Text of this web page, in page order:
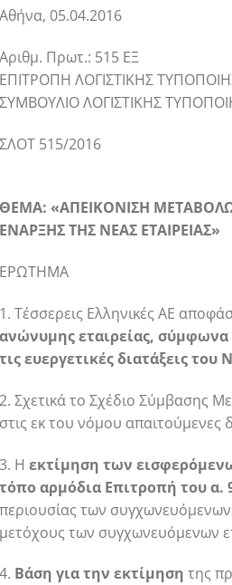
Αθήνα, 05.04.2016
Αριθμ. Πρωτ.: 515 ΕΞ
ΕΠΙΤΡΟΠΗ ΛΟΓΙΣΤΙΚΗΣ
ΣΥΜΒΟΥΛΙΟ ΛΟΓΙΣΤΙΚΗΣ
ΣΛΟΤ 515/2016
ΘΕΜΑ: «ΑΠΕΙΚΟΝΙΣΗ
ΕΝΑΡΞΗΣ ΤΗΣ ΝΕΑΣ ΕΤΑΙΡΕΙΑΣ»
ΕΡΩΤΗΜΑ
1. Τέσσερεις Ελληνικές ΑΕ
ανώνυμης εταιρείας, σύμφωνα
τις ευεργετικές διατάξεις του
2. Σχετικά το Σχέδιο Σύμβασης
στις εκ του νόμου απαιτούμενες
3. Η εκτίμηση των
τόπο αρμόδια Επιτροπή του α.
περιουσίας των συγχωνευόμενων
μετόχους των συγχωνευόμενων
4. Βάση για την εκτίμηση της